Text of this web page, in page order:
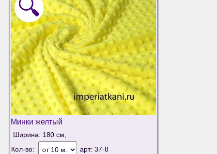
🔍
Минки желтый
Ширина: 180 см;
Кол-во:
арт: 37-8